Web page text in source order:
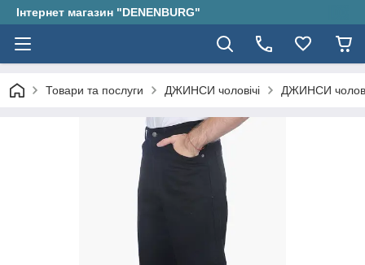
Інтернет магазин "DENENBURG"
Товари та послуги ДЖИНСИ чоловічі ДЖИНСИ